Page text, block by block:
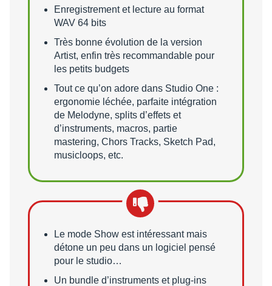
Enregistrement et lecture au format
WAV 64 bits
Très bonne évolution de la version
Artist, enfin très recommandable pour
les petits budgets
Tout ce qu’on adore dans Studio One :
ergonomie léchée, parfaite intégration
de Melodyne, splits d’effets et
d’instruments, macros, partie
mastering, Chors Tracks, Sketch Pad,
musicloops, etc.
Points faibles
Le mode Show est intéressant mais
détone un peu dans un logiciel pensé
pour le studio…
Un bundle d’instruments et plug-ins